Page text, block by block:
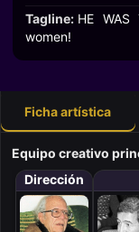
Tagline: HE WAS
women!
Ficha artística
Equipo creativo
Dirección